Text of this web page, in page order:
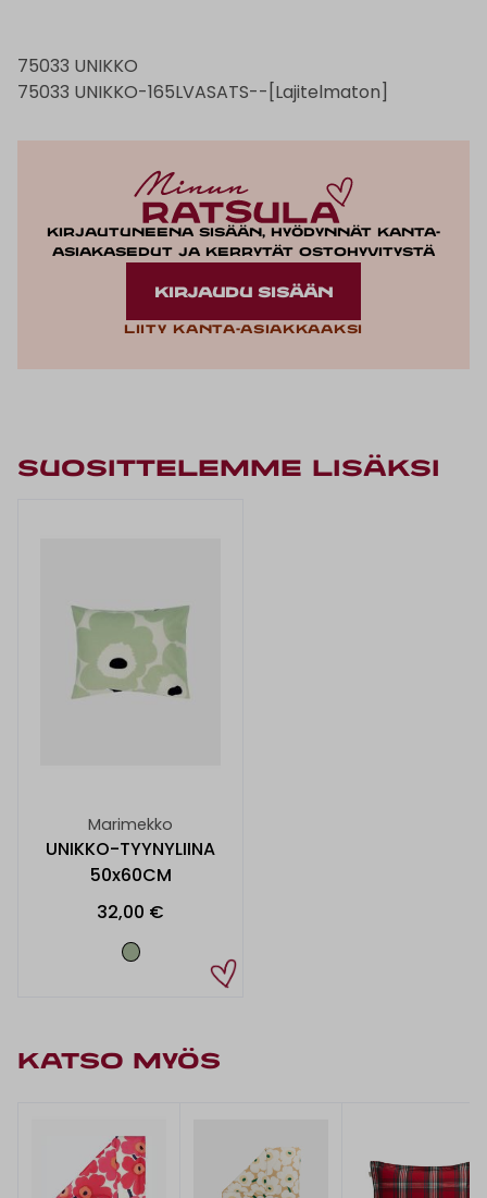
75033 UNIKKO
75033 UNIKKO-165LVASATS--[Lajitelmaton]
Kirjautuneena sisään, hyödynnät kanta-
asiakasedut ja kerrytät ostohyvitystä
KIRJAUDU SISÄÄN
Liity kanta-asiakkaaksi
Suosittelemme lisäksi
Marimekko
UNIKKO-TYYNYLIINA
50x60CM
32,00 €
KATSO MYÖS